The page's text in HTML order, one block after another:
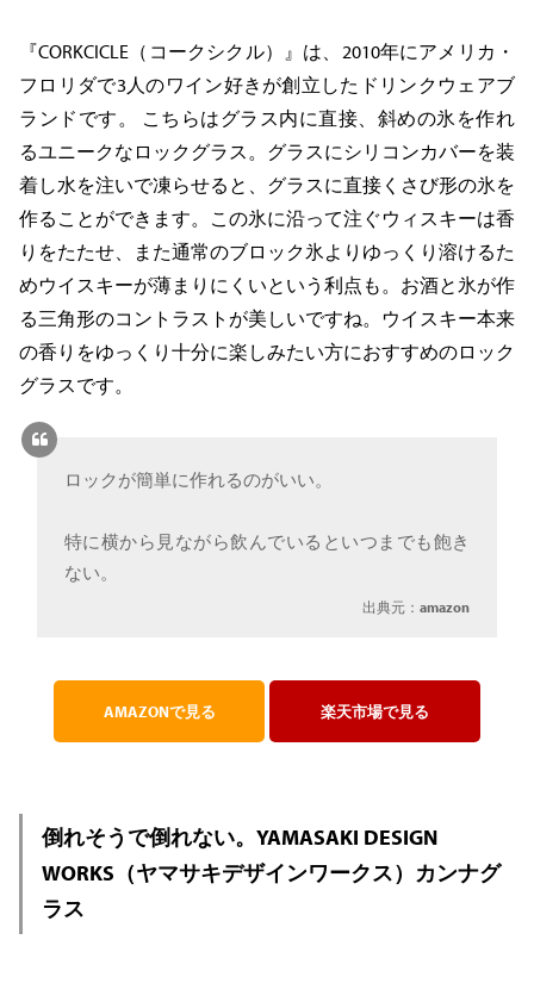
『CORKCICLE（コークシクル）』は、2010年にアメリカ・
フロリダで3人のワイン好きが創立したドリンクウェアブ
ランドです。 こちらはグラス内に直接、斜めの氷を作れ
るユニークなロックグラス。グラスにシリコンカバーを装
着し水を注いで凍らせると、グラスに直接くさび形の氷を
作ることができます。この氷に沿って注ぐウィスキーは香
りをたたせ、また通常のブロック氷よりゆっくり溶けるた
めウイスキーが薄まりにくいという利点も。お酒と氷が作
る三角形のコントラストが美しいですね。ウイスキー本来
の香りをゆっくり十分に楽しみたい方におすすめのロック
グラスです。
ロックが簡単に作れるのがいい。
特に横から見ながら飲んでいるといつまでも飽き
ない。
出典元：amazon
AMAZONで見る 楽天市場で見る
倒れそうで倒れない。YAMASAKI DESIGN
WORKS（ヤマサキデザインワークス）カンナグ
ラス